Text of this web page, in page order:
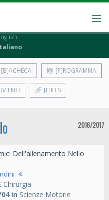
[B]ACHECA [P]ROGRAMMA
[F]ILES
2016/2017
Dell'allenamento Nello
Chirurgia
in Scienze Motorie